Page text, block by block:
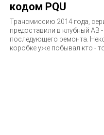
кодом PQU
Трансмиссию 2014 года,
предоставили в клубный АВ
последующего ремонта.
коробке уже побывал кто -